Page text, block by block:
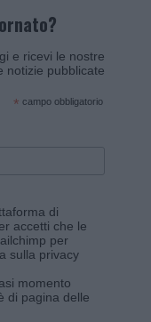
e ricevi le nostre
notizie pubblicate
* campo obbligatorio
di
accetti che le
per
sulla privacy
momento
di pagina delle